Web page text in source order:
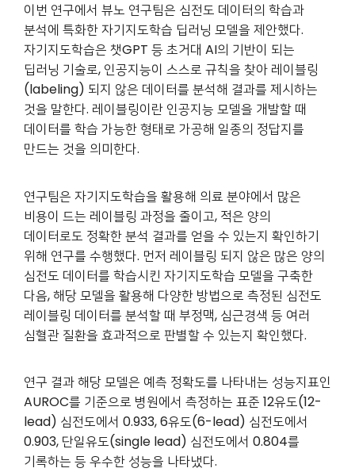
이번 연구에서 뷰노 연구팀은 심전도 데이터의 학습과
분석에 특화한 자기지도학습 딥러닝 모델을 제안했다.
자기지도학습은 챗GPT 등 초거대 AI의 기반이 되는
딥러닝 기술로, 인공지능이 스스로 규칙을 찾아 레이블링
(labeling) 되지 않은 데이터를 분석해 결과를 제시하는
것을 말한다. 레이블링이란 인공지능 모델을 개발할 때
데이터를 학습 가능한 형태로 가공해 일종의 정답지를
만드는 것을 의미한다.
연구팀은 자기지도학습을 활용해 의료 분야에서 많은
비용이 드는 레이블링 과정을 줄이고, 적은 양의
데이터로도 정확한 분석 결과를 얻을 수 있는지 확인하기
위해 연구를 수행했다. 먼저 레이블링 되지 않은 많은 양의
심전도 데이터를 학습시킨 자기지도학습 모델을 구축한
다음, 해당 모델을 활용해 다양한 방법으로 측정된 심전도
레이블링 데이터를 분석할 때 부정맥, 심근경색 등 여러
심혈관 질환을 효과적으로 판별할 수 있는지 확인했다.
연구 결과 해당 모델은 예측 정확도를 나타내는 성능지표인
AUROC를 기준으로 병원에서 측정하는 표준 12유도(12-
lead) 심전도에서 0.933, 6유도(6-lead) 심전도에서
0.903, 단일유도(single lead) 심전도에서 0.804를
기록하는 등 우수한 성능을 나타냈다.